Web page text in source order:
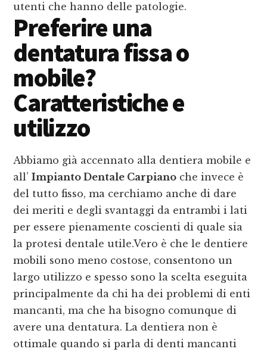
utenti che hanno delle patologie.
Preferire una
dentatura fissa o
mobile?
Caratteristiche e
utilizzo
Abbiamo già accennato alla dentiera mobile e
all’Impianto Dentale Carpiano che invece è
del tutto fisso, ma cerchiamo anche di dare
dei meriti e degli svantaggi da entrambi i lati
per essere pienamente coscienti di quale sia
la protesi dentale utile.Vero è che le dentiere
mobili sono meno costose, consentono un
largo utilizzo e spesso sono la scelta eseguita
principalmente da chi ha dei problemi di enti
mancanti, ma che ha bisogno comunque di
avere una dentatura. La dentiera non è
ottimale quando si parla di denti mancanti